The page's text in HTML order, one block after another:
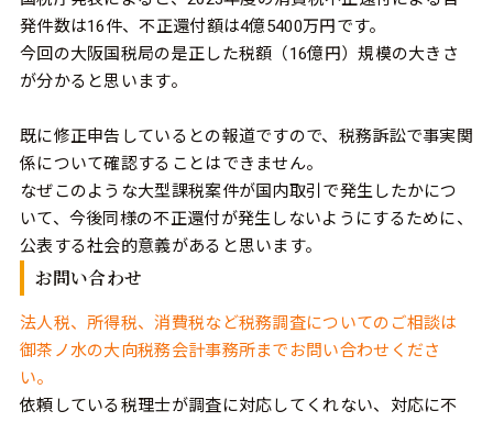
発件数は16件、不正還付額は4億5400万円です。
今回の大阪国税局の是正した税額（16億円）規模の大きさ
が分かると思います。
既に修正申告しているとの報道ですので、税務訴訟で事実関
係について確認することはできません。
なぜこのような大型課税案件が国内取引で発生したかにつ
いて、今後同様の不正還付が発生しないようにするために、
公表する社会的意義があると思います。
お問い合わせ
法人税、所得税、消費税など税務調査についてのご相談は
御茶ノ水の大向税務会計事務所までお問い合わせくださ
い。
依頼している税理士が調査に対応してくれない、対応に不